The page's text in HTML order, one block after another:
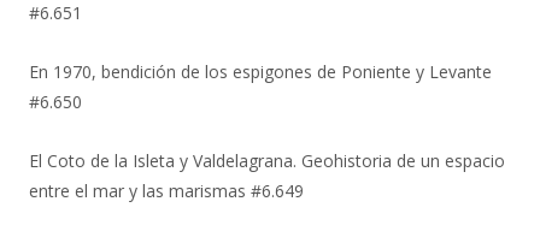
#6.651
En 1970, bendición de los espigones de Poniente y Levante
#6.650
El Coto de la Isleta y Valdelagrana. Geohistoria de un espacio
entre el mar y las marismas #6.649